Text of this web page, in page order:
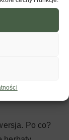
Po co?